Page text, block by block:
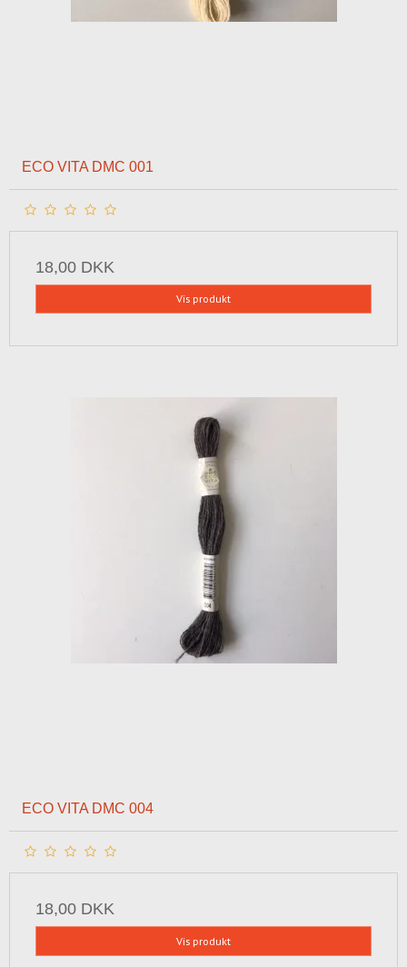
ECO VITA DMC 001
18,00 DKK
Vis produkt
ECO VITA DMC 004
18,00 DKK
Vis produkt